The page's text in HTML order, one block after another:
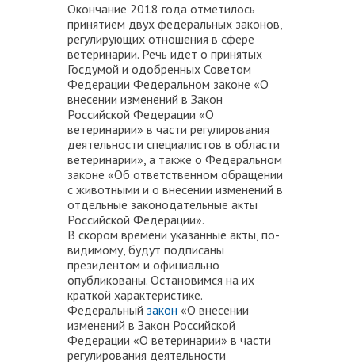
Окончание 2018 года отметилось
принятием двух федеральных законов,
регулирующих отношения в сфере
ветеринарии. Речь идет о принятых
Госдумой и одобренных Советом
Федерации Федеральном законе «О
внесении изменений в Закон
Российской Федерации «О
ветеринарии» в части регулирования
деятельности специалистов в области
ветеринарии», а также о Федеральном
законе «Об ответственном обращении
с животными и о внесении изменений в
отдельные законодательные акты
Российской Федерации».
В скором времени указанные акты, по-
видимому, будут подписаны
президентом и официально
опубликованы. Остановимся на их
краткой характеристике.
Федеральный закон «О внесении
изменений в Закон Российской
Федерации «О ветеринарии» в части
регулирования деятельности